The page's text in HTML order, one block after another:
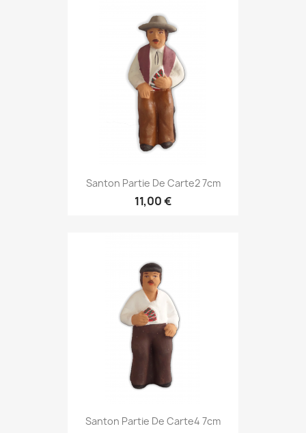
Santon Partie De Carte2 7cm
11,00 €
Santon Partie De Carte4 7cm